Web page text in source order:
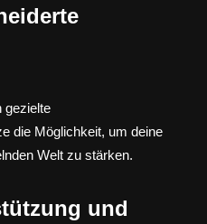
gezielte
die Möglichkeit, um deine
Welt zu stärken.
und